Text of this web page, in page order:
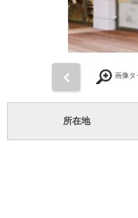
画像タ
所在地